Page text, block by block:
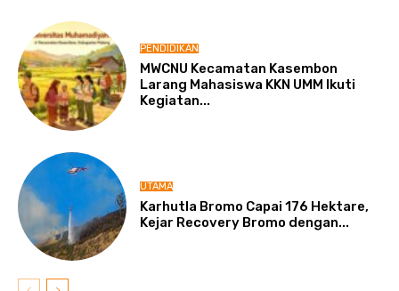
PENDIDIKAN
MWCNU Kecamatan Kasembon
Larang Mahasiswa KKN UMM Ikuti
Kegiatan...
UTAMA
Karhutla Bromo Capai 176 Hektare,
Kejar Recovery Bromo dengan...